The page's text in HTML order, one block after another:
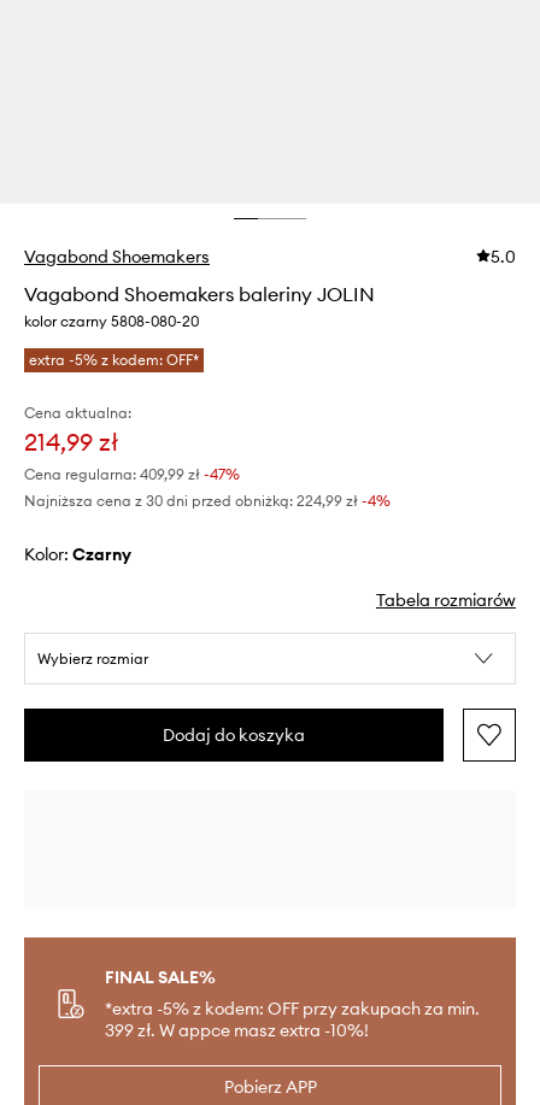
Vagabond Shoemakers 5.0
Vagabond Shoemakers baleriny JOLIN
kolor czarny 5808-080-20
extra -5% z kodem: OFF*
Cena aktualna:
214,99 zł
Cena regularna: 409,99 zł -47%
Najniższa cena z 30 dni przed obniżką: 224,99 zł -4%
Kolor: czarny
Tabela rozmiarów
Wybierz rozmiar
Dodaj do koszyka
FINAL SALE%
*extra -5% z kodem: OFF przy zakupach za min.
399 zł. W appce masz extra -10%!
Pobierz APP